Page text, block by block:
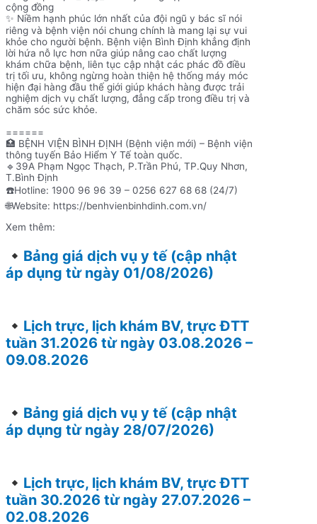
cộng đồng
✨ Niềm hạnh phúc lớn nhất của đội ngũ y bác sĩ nói
riêng và bệnh viện nói chung chính là mang lại sự vui
khỏe cho người bệnh. Bệnh viện Bình Định khẳng định
lời hứa nỗ lực hơn nữa giúp nâng cao chất lượng
khám chữa bệnh, liên tục cập nhật các phác đồ điều
trị tối ưu, không ngừng hoàn thiện hệ thống máy móc
hiện đại hàng đầu thế giới giúp khách hàng được trải
nghiệm dịch vụ chất lượng, đẳng cấp trong điều trị và
chăm sóc sức khỏe.
======
🏥 BỆNH VIỆN BÌNH ĐỊNH (Bệnh viện mới) – Bệnh viện
thông tuyến Bảo Hiểm Y Tế toàn quốc.
🔹39A Phạm Ngọc Thạch, P.Trần Phú, TP.Quy Nhơn,
T.Bình Định
☎️Hotline: 1900 96 96 39 – 0256 627 68 68 (24/7)
🌐Website: https://benhvienbinhdinh.com.vn/
Xem thêm:
Bảng giá dịch vụ y tế (cập nhật
áp dụng từ ngày 01/08/2026)
Lịch trực, lịch khám BV, trực ĐTT
tuần 31.2026 từ ngày 03.08.2026 –
09.08.2026
Bảng giá dịch vụ y tế (cập nhật
áp dụng từ ngày 28/07/2026)
Lịch trực, lịch khám BV, trực ĐTT
tuần 30.2026 từ ngày 27.07.2026 –
02.08.2026